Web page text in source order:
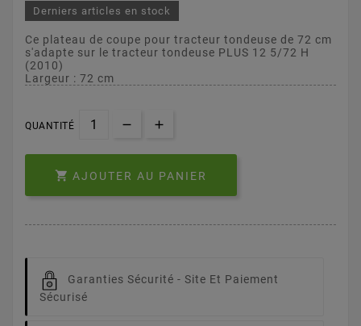
Derniers articles en stock
Ce plateau de coupe pour tracteur tondeuse de 72 cm
s'adapte sur le tracteur tondeuse PLUS 12 5/72 H
(2010)
Largeur : 72 cm
QUANTITÉ
 AJOUTER AU PANIER
Garanties Sécurité - Site Et Paiement
Sécurisé